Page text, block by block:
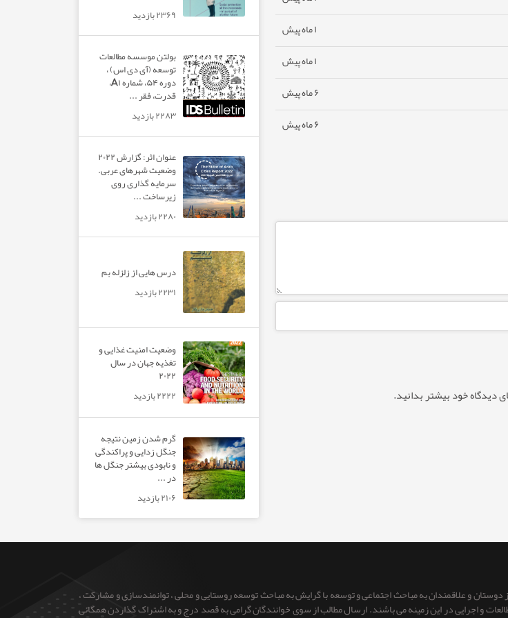
۱ ماه پیش
۱ ماه پیش
۶ ماه پیش
۶ ماه پیش
دیدگاه خود بیشتر بدانید.
۲۳۶۹ بازدید
بولتن موسسه مطالعات
توسعه (آی دی اس) ،
دوره ۵۴، شماره A۱،
قدرت، فقر ...
۲۲۸۳ بازدید
عنوان اثر: گزارش ۲۰۲۲
وضعیت شهرهای عربی.
سرمایه گذاری روی
زیرساخت ...
۲۲۸۰ بازدید
درس هایی از زلزله بم
۲۲۳۱ بازدید
وضعیت امنیت غذایی و
تغذیه جهان در سال
۲۰۲۲
۲۲۲۲ بازدید
گرم شدن زمین نتیجه
جنگل زدایی و پراکندگی
و نابودی بیشتر جنگل ها
در ...
۲۱۰۶ بازدید
و علاقمندان به مباحث اجتماعی و توسعه با گرایش به مباحث توسعه روستایی و محلی ، توانمندسازی و مشارکت ،
و اجرایی در این زمینه می باشند. ارسال مطالب از سوی خوانندگان گرامی به قصد درج و به اشتراک گذاردن همگانی